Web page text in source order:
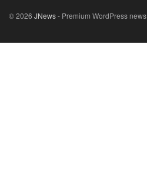
© 2026 JNews- Premium WordPress